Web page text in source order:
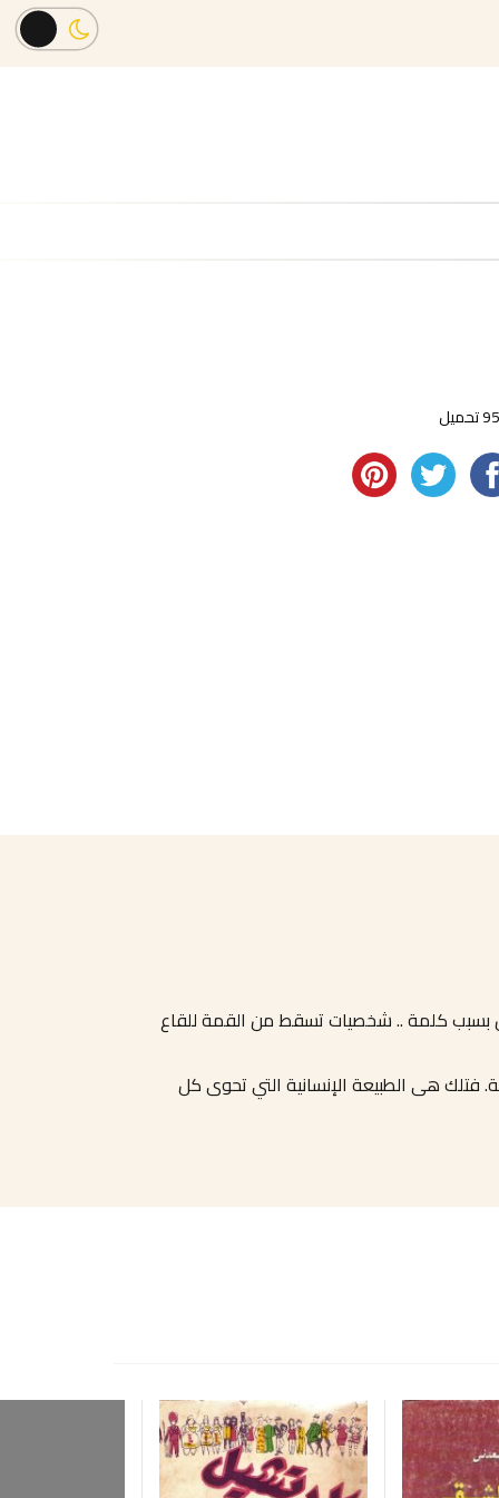
بسبب كلمة..شخصيات تسقط من القمة للقاع
فتلك هى الطبيعة الإنسانية التي تحوى كل